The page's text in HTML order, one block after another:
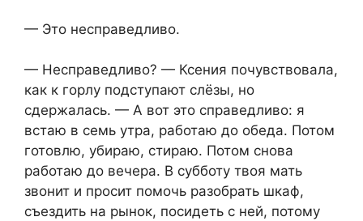
— Это несправедливо.
— Несправедливо? — Ксения почувствовала,
как к горлу подступают слёзы, но
сдержалась. — А вот это справедливо: я
встаю в семь утра, работаю до обеда. Потом
готовлю, убираю, стираю. Потом снова
работаю до вечера. В субботу твоя мать
звонит и просит помочь разобрать шкаф,
съездить на рынок, посидеть с ней, потому